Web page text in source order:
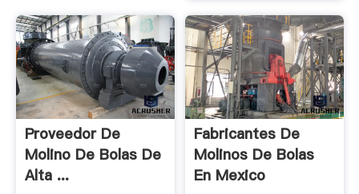
Proveedor De
Molino De Bolas De
Alta ...
Fabricantes De
Molinos De Bolas
En Mexico